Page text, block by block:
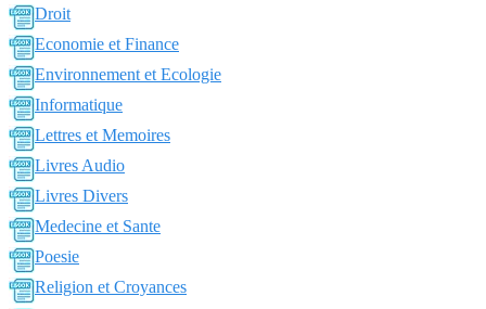
Droit
Economie et Finance
Environnement et Ecologie
Informatique
Lettres et Memoires
Livres Audio
Livres Divers
Medecine et Sante
Poesie
Religion et Croyances